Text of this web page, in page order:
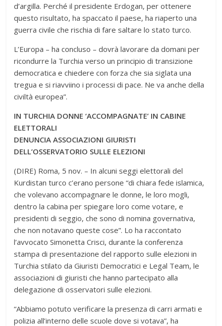
d’argilla. Perché il presidente Erdogan, per ottenere
questo risultato, ha spaccato il paese, ha riaperto una
guerra civile che rischia di fare saltare lo stato turco.
L’Europa – ha concluso – dovrà lavorare da domani per
ricondurre la Turchia verso un principio di transizione
democratica e chiedere con forza che sia siglata una
tregua e si riavviino i processi di pace. Ne va anche della
civiltà europea”.
IN TURCHIA DONNE ‘ACCOMPAGNATE’ IN CABINE
ELETTORALI
DENUNCIA ASSOCIAZIONI GIURISTI
DELL’OSSERVATORIO SULLE ELEZIONI
(DIRE) Roma, 5 nov. – In alcuni seggi elettorali del
Kurdistan turco c’erano persone “di chiara fede islamica,
che volevano accompagnare le donne, le loro mogli,
dentro la cabina per spiegare loro come votare, e
presidenti di seggio, che sono di nomina governativa,
che non notavano queste cose”. Lo ha raccontato
l’avvocato Simonetta Crisci, durante la conferenza
stampa di presentazione del rapporto sulle elezioni in
Turchia stilato da Giuristi Democratici e Legal Team, le
associazioni di giuristi che hanno partecipato alla
delegazione di osservatori sulle elezioni.
“Abbiamo potuto verificare la presenza di carri armati e
polizia all’interno delle scuole dove si votava”, ha